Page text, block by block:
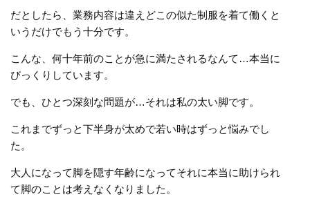
だとしたら、業務内容は違えどこの似た制服を着て働くと
いうだけでもう十分です。
こんな、何十年前のことが急に満たされるなんて…本当に
びっくりしています。
でも、ひとつ深刻な問題が…それは私の太い脚です。
これまでずっと下半身が太めで若い時はずっと悩みでし
た。
大人になって脚を隠す年齢になってそれに本当に助けられ
て脚のことは考えなくなりました。